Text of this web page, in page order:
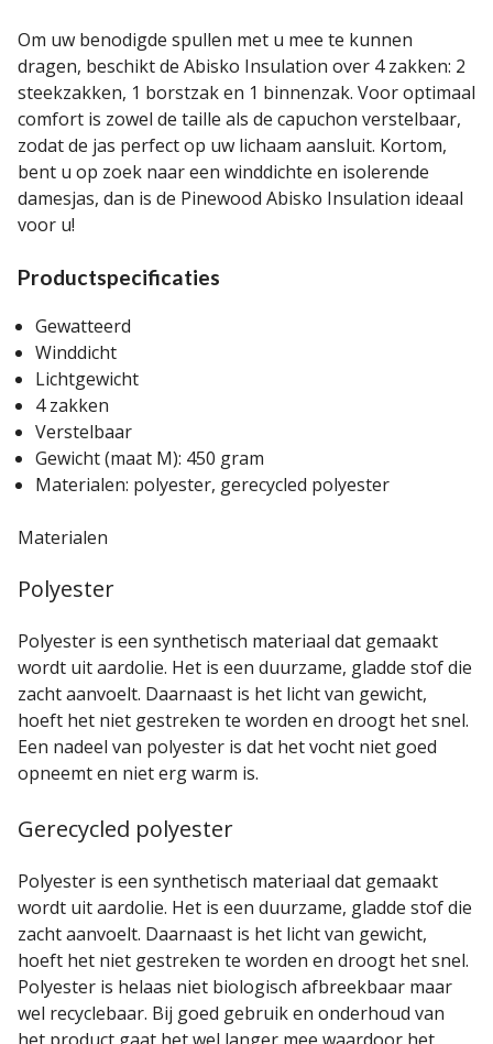
Om uw benodigde spullen met u mee te kunnen
dragen, beschikt de Abisko Insulation over 4 zakken: 2
steekzakken, 1 borstzak en 1 binnenzak. Voor optimaal
comfort is zowel de taille als de capuchon verstelbaar,
zodat de jas perfect op uw lichaam aansluit. Kortom,
bent u op zoek naar een winddichte en isolerende
damesjas, dan is de Pinewood Abisko Insulation ideaal
voor u!
Productspecificaties
Gewatteerd
Winddicht
Lichtgewicht
4 zakken
Verstelbaar
Gewicht (maat M): 450 gram
Materialen: polyester, gerecycled polyester
Materialen
Polyester
Polyester is een synthetisch materiaal dat gemaakt
wordt uit aardolie. Het is een duurzame, gladde stof die
zacht aanvoelt. Daarnaast is het licht van gewicht,
hoeft het niet gestreken te worden en droogt het snel.
Een nadeel van polyester is dat het vocht niet goed
opneemt en niet erg warm is.
Gerecycled polyester
Polyester is een synthetisch materiaal dat gemaakt
wordt uit aardolie. Het is een duurzame, gladde stof die
zacht aanvoelt. Daarnaast is het licht van gewicht,
hoeft het niet gestreken te worden en droogt het snel.
Polyester is helaas niet biologisch afbreekbaar maar
wel recyclebaar. Bij goed gebruik en onderhoud van